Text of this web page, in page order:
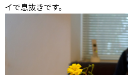
イで息抜きです。